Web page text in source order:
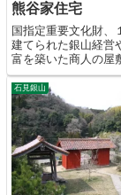
熊谷家住宅
国指定重要文化財、
建てられた銀山経営
富を築いた商人の屋
石見銀山